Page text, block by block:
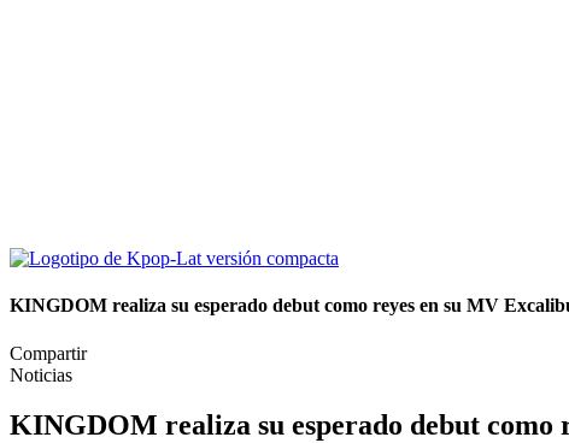
KINGDOM realiza su esperado debut como reyes en su MV
Compartir
Noticias
KINGDOM realiza su esperado debut como